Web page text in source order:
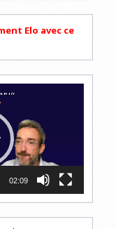
Elo avec ce
02:09